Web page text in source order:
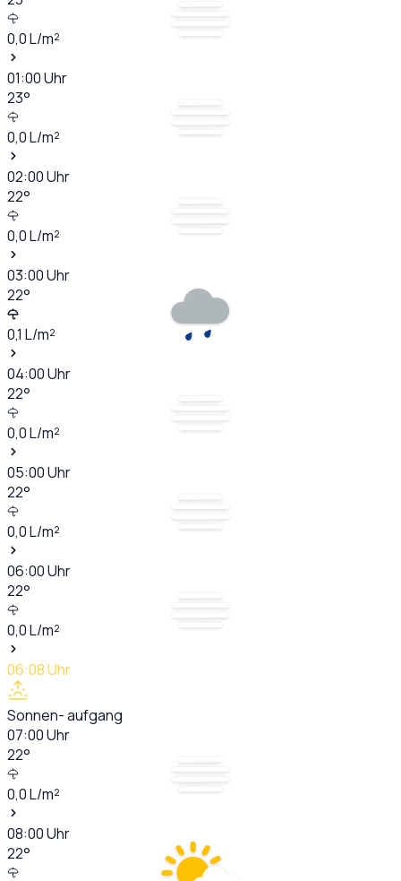
0,0L/m²
01:00Uhr
23°
0,0L/m²
02:00Uhr
22°
0,0L/m²
03:00Uhr
22°
0,1 L/m²
04:00Uhr
22°
0,0L/m²
05:00Uhr
22°
0,0L/m²
06:00Uhr
22°
0,0L/m²
06:08Uhr
Sonnen- aufgang
07:00Uhr
22°
0,0L/m²
08:00Uhr
22°